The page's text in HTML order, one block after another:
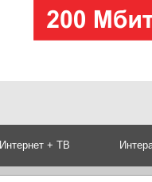
Интернет + ТВ